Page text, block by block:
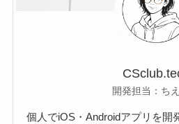
開発担当：ち
個人でiOS・Androidアプリを開